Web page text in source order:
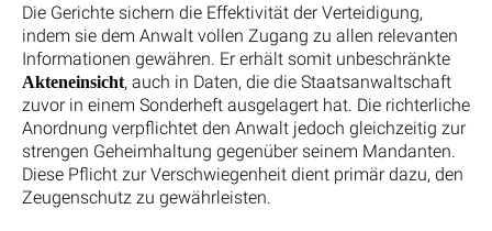
Die Gerichte sichern die Effektivität der Verteidigung,
indem sie dem Anwalt vollen Zugang zu allen relevanten
Informationen gewähren. Er erhält somit unbeschränkte
Akteneinsicht, auch in Daten, die die Staatsanwaltschaft
zuvor in einem Sonderheft ausgelagert hat. Die richterliche
Anordnung verpflichtet den Anwalt jedoch gleichzeitig zur
strengen Geheimhaltung gegenüber seinem Mandanten.
Diese Pflicht zur Verschwiegenheit dient primär dazu, den
Zeugenschutz zu gewährleisten.